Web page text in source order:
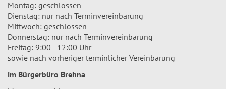
Montag: geschlossen
Dienstag: nur nach Terminvereinbarung
Mittwoch: geschlossen
Donnerstag: nur nach Terminvereinbarung
Freitag: 9:00 - 12:00 Uhr
sowie nach vorheriger terminlicher Vereinbarung
im Bürgerbüro Brehna